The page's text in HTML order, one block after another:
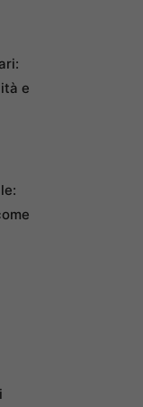
e